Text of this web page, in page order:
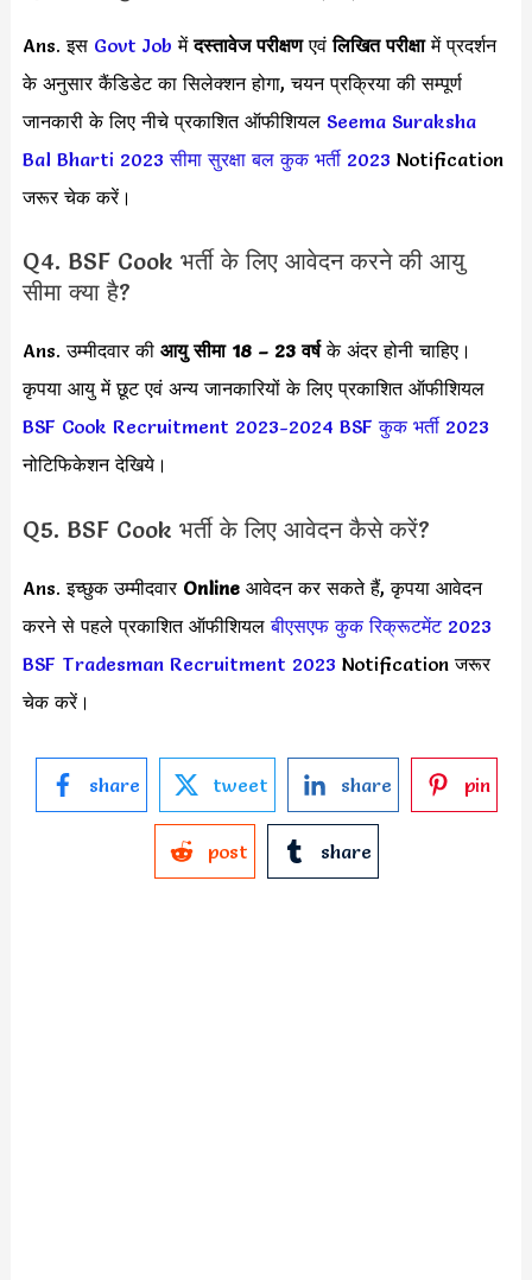
Ans. इस Govt Job मेंदस्तावेज परीक्षणएवंलिखित परीक्षामें प्रदर्शन
के अनुसार कैंडिडेट का सिलेक्शन होगा, चयन प्रक्रिया की सम्पूर्ण
जानकारी के लिए नीचे प्रकाशित ऑफीशियल Seema Suraksha
Bal Bharti 2023 सीमा सुरक्षा बल कुक भर्ती 2023 Notification
जरूर चेक करें।
Q4. BSF Cook भर्ती के लिए आवेदन करने की आयु
सीमा क्या है?
Ans. उम्मीदवार की आयु सीमा 18 – 23 वर्षके अंदर होनी चाहिए।
कृपया आयु में छूट एवं अन्य जानकारियों के लिए प्रकाशित ऑफीशियल
BSF Cook Recruitment 2023-2024 BSF कुक भर्ती 2023
नोटिफिकेशन देखिये।
Q5. BSF Cook भर्ती के लिए आवेदन कैसे करें?
Ans. इच्छुक उम्मीदवार Online आवेदन कर सकते हैं, कृपया आवेदन
करने से पहले प्रकाशित ऑफीशियलबीएसएफ कुक रिक्रूटमेंट 2023
BSF Tradesman Recruitment 2023 Notification जरूर
चेक करें।
share tweet share pin
post share